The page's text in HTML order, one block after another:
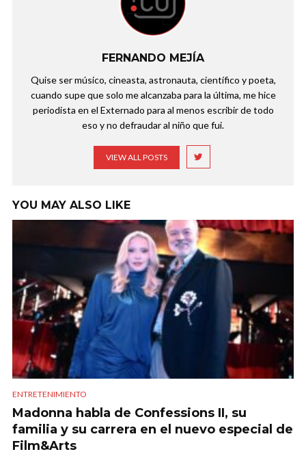
FERNANDO MEJÍA
Quise ser músico, cineasta, astronauta, científico y poeta,
cuando supe que solo me alcanzaba para la última, me hice
periodista en el Externado para al menos escribir de todo
eso y no defraudar al niño que fui.
VIEW ALL POSTS
YOU MAY ALSO LIKE
ENTRETENIMIENTO
Madonna habla de Confessions II, su
familia y su carrera en el nuevo especial de
Film&Arts